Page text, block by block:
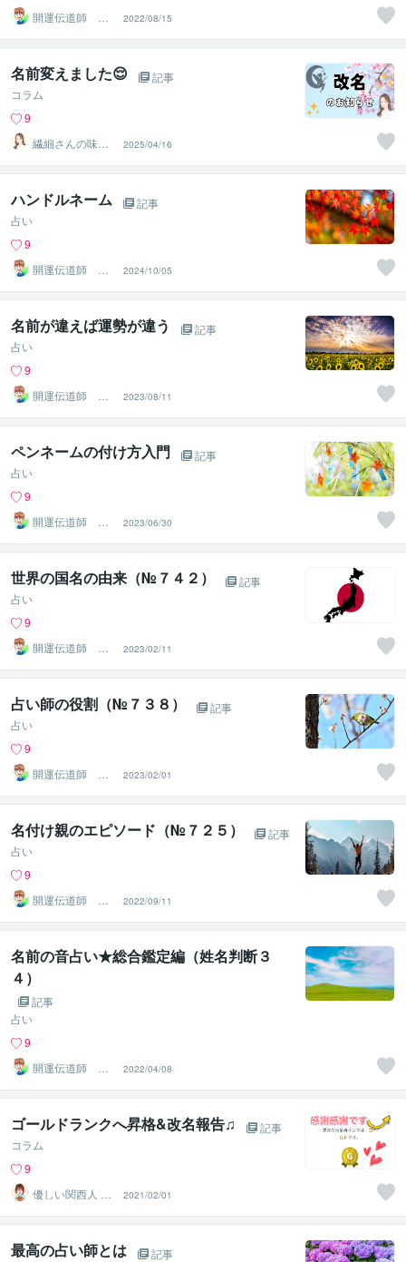
開運伝道師 HE
RO
2022/08/15
名前変えました😌
記事
コラム
9
繊細さんの味方
♡全肯定セラピ
宇宙人まなみ
2025/04/16
ハンドルネーム
記事
占い
9
開運伝道師 HE
RO
2024/10/05
名前が違えば運勢が違う
記事
占い
9
開運伝道師 HE
RO
2023/08/11
ペンネームの付け方入門
記事
占い
9
開運伝道師 HE
RO
2023/06/30
世界の国名の由来（№７４２）
記事
占い
9
開運伝道師 HE
RO
2023/02/11
占い師の役割（№７３８）
記事
占い
9
開運伝道師 HE
RO
2023/02/01
名付け親のエピソード（№７２５）
記事
占い
9
開運伝道師 HE
RO
2022/09/11
名前の音占い★総合鑑定編（姓名判断３
４）
記事
占い
9
開運伝道師 HE
RO
2022/04/08
ゴールドランクへ昇格&改名報告♫
記事
コラム
9
優しい関西人 鐘
井ユウ
2021/02/01
最高の占い師とは
記事